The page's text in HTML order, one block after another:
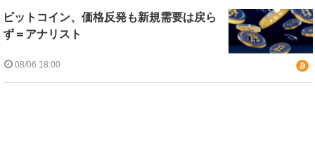
ビットコイン、価格反発も新規需要は戻ら
ず＝アナリスト
08/06 18:00